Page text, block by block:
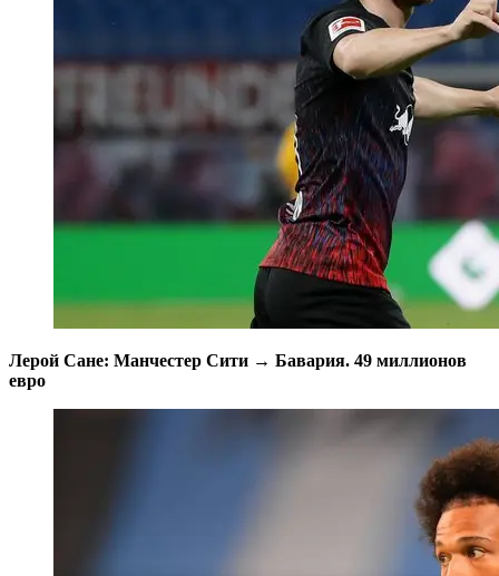
Лерой Сане: Манчестер Сити → Бавария. 49 миллионов
евро